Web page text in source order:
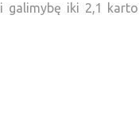
galimybę iki 2,1 karto